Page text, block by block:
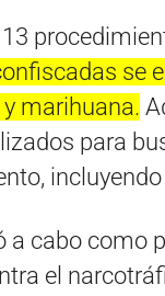
se
marihuana.
para
a cabo como
el